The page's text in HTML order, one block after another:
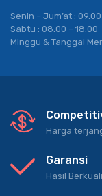
Senin – Jum’at : 09.00
Sabtu : 08.00 – 18.00
Garansi